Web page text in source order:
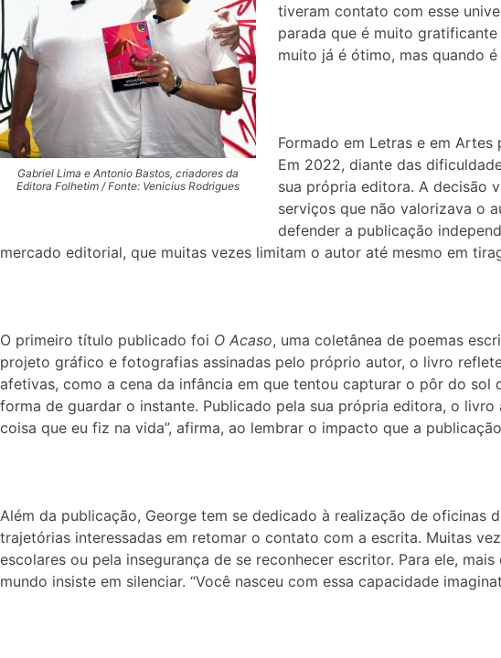
Gabriel Lima e Antonio Bastos, criadores da
Editora Folhetim / Fonte: Venicius Rodrigues
tiveram contato com esse
parada que é muito
muito já é ótimo, mas quando
Formado em Letras e em Artes
Em 2022, diante das
sua própria editora. A decisão
serviços que não valorizava o
defender a publicação
mercado editorial, que muitas vezes limitam o autor até mesmo em
O primeiro título publicado foi O Acaso, uma coletânea de poemas
projeto gráfico e fotografias assinadas pelo próprio autor, o livro
afetivas, como a cena da infância em que tentou capturar o pôr do
forma de guardar o instante. Publicado pela sua própria editora, o
coisa que eu fiz na vida”, afirma, ao lembrar o impacto que a
Além da publicação, George tem se dedicado à realização de oficinas
trajetórias interessadas em retomar o contato com a escrita. Muitas
escolares ou pela insegurança de se reconhecer escritor. Para ele,
mundo insiste em silenciar. “Você nasceu com essa capacidade